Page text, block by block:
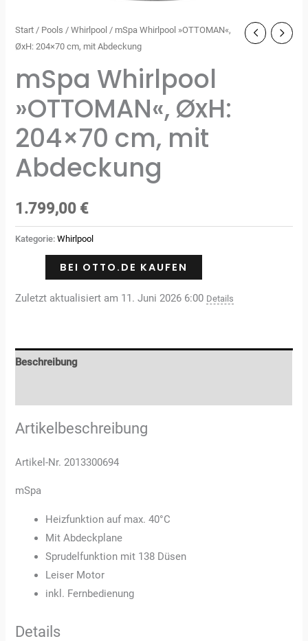
Start / Pools /Whirlpool / mSpa Whirlpool »OTTOMAN«,
ØxH: 204×70 cm, mit Abdeckung
mSpa Whirlpool
»OTTOMAN«, ØxH:
204×70 cm, mit
Abdeckung
1.799,00 €
Kategorie:Whirlpool
BEI OTTO.DE KAUFEN
Zuletzt aktualisiert am 11. Juni 2026 6:00 Details
Beschreibung
Artikelbeschreibung
Artikel-Nr. 2013300694
mSpa
Heizfunktion auf max. 40°C
Mit Abdeckplane
Sprudelfunktion mit 138 Düsen
Leiser Motor
inkl. Fernbedienung
Details